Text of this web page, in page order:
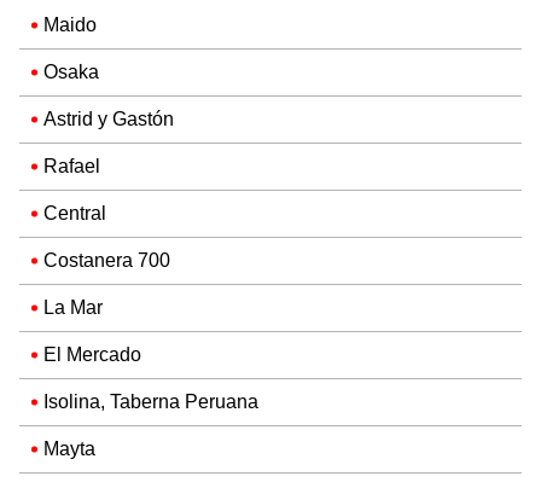
Maido
Osaka
Astrid y Gastón
Rafael
Central
Costanera 700
La Mar
El Mercado
Isolina, Taberna Peruana
Mayta